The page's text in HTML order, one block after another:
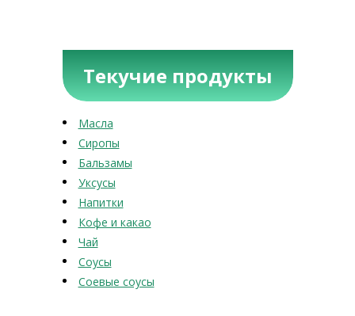
Текучие продукты
Масла
Сиропы
Бальзамы
Уксусы
Напитки
Кофе и какао
Чай
Соусы
Соевые соусы